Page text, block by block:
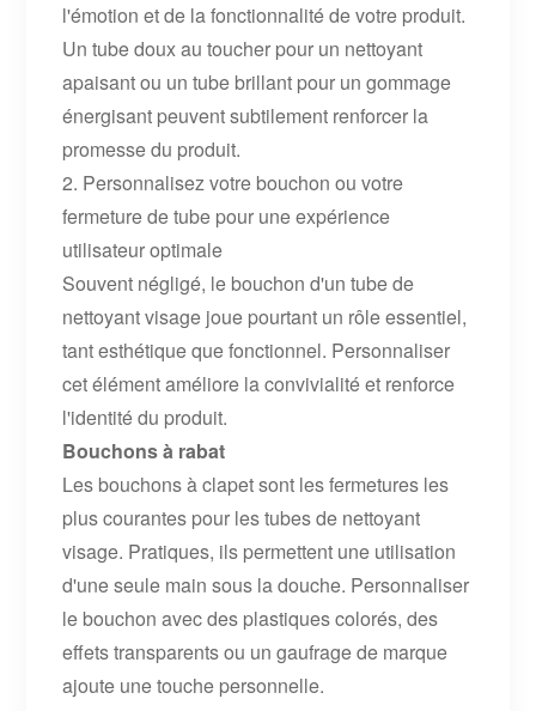
l'émotion et de la fonctionnalité de votre produit.
Un tube doux au toucher pour un nettoyant
apaisant ou un tube brillant pour un gommage
énergisant peuvent subtilement renforcer la
promesse du produit.
2. Personnalisez votre bouchon ou votre
fermeture de tube pour une expérience
utilisateur optimale
Souvent négligé, le bouchon d'un tube de
nettoyant visage joue pourtant un rôle essentiel,
tant esthétique que fonctionnel. Personnaliser
cet élément améliore la convivialité et renforce
l'identité du produit.
Bouchons à rabat
Les bouchons à clapet sont les fermetures les
plus courantes pour les tubes de nettoyant
visage. Pratiques, ils permettent une utilisation
d'une seule main sous la douche. Personnaliser
le bouchon avec des plastiques colorés, des
effets transparents ou un gaufrage de marque
ajoute une touche personnelle.